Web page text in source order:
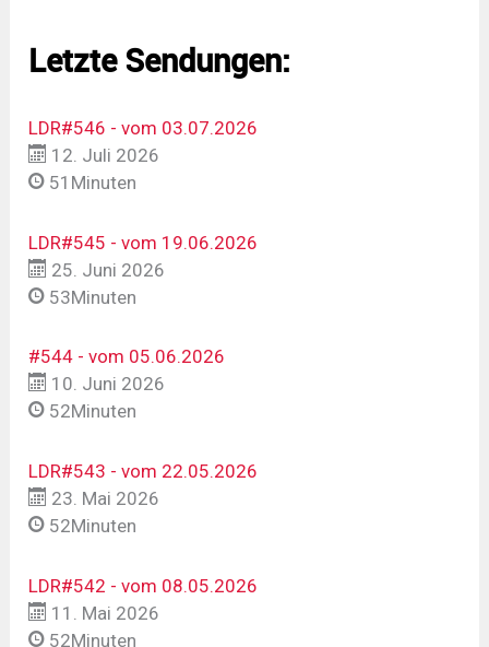
Letzte Sendungen:
LDR#546 - vom 03.07.2026
12. Juli 2026
51Minuten
LDR#545 - vom 19.06.2026
25. Juni 2026
53Minuten
#544 - vom 05.06.2026
10. Juni 2026
52Minuten
LDR#543 - vom 22.05.2026
23. Mai 2026
52Minuten
LDR#542 - vom 08.05.2026
11. Mai 2026
52Minuten